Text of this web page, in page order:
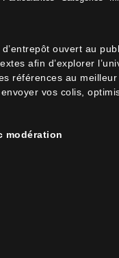
ouvert au
afin d’explorer
références au
vos colis,
modération